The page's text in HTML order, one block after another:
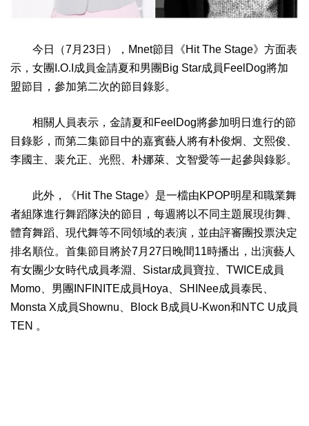
今日（7月23日），Mnet節目《Hit The Stage》方面表
示，女團I.O.I成員金請夏和男團Big Star成員FeelDog將加
盟節目，參加第二次的節目錄影。
相關人員表示，金請夏和FeelDog將參加明日進行的節
目錄影，而第二集節目中的嘉賓藝人將有朴俊炯、文熙俊、
李國主、裴允正、光熙、朴娜萊、文智愛等一起參與錄影。
此外，《Hit The Stage》是一檔由KPOP明星和職業舞
者組隊進行舞蹈隊決的節目，每週將以不同主題展現街舞、
體育舞蹈、現代舞等不同領域的表演，並由評審團投票決定
排名順位。首集節目將於7月27日晚間11時播出，出演藝人
有女團少女時代成員孝淵、Sistar成員寶拉、TWICE成員
Momo、男團INFINITE成員Hoya、SHINee成員泰民、
Monsta X成員Shownu、Block B成員U-Kwon和NTC U成員
TEN 。